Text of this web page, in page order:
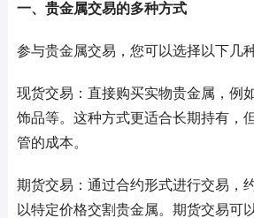
一、贵金属交易的多种方式
参与贵金属交易，您可以选择以下几
现货交易：直接购买实物贵金属，例
饰品等。这种方式更适合长期持有，
管的成本。
期货交易：通过合约形式进行交易，
以特定价格交割贵金属。期货交易可